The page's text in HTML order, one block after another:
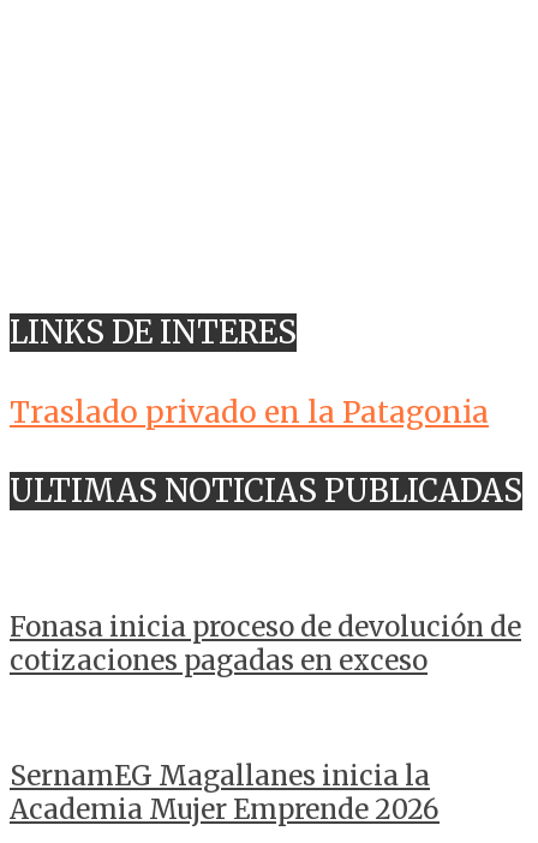
LINKS DE INTERES
Traslado privado en la Patagonia
ULTIMAS NOTICIAS PUBLICADAS
Fonasa inicia proceso de devolución de
cotizaciones pagadas en exceso
SernamEG Magallanes inicia la
Academia Mujer Emprende 2026